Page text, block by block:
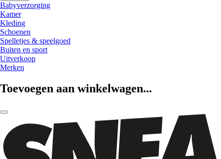
Babyverzorging
Kamer
Kleding
Schoenen
Spelletjes & speelgoed
Buiten en sport
Uitverkoop
Merken
Toevoegen aan winkelwagen...